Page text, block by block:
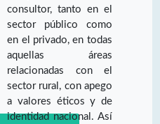
consultor, tanto en el
sector público como
en el privado, en todas
aquellas áreas
relacionadas con el
sector rural, con apego
a valores éticos y de
identidad nacional. Así